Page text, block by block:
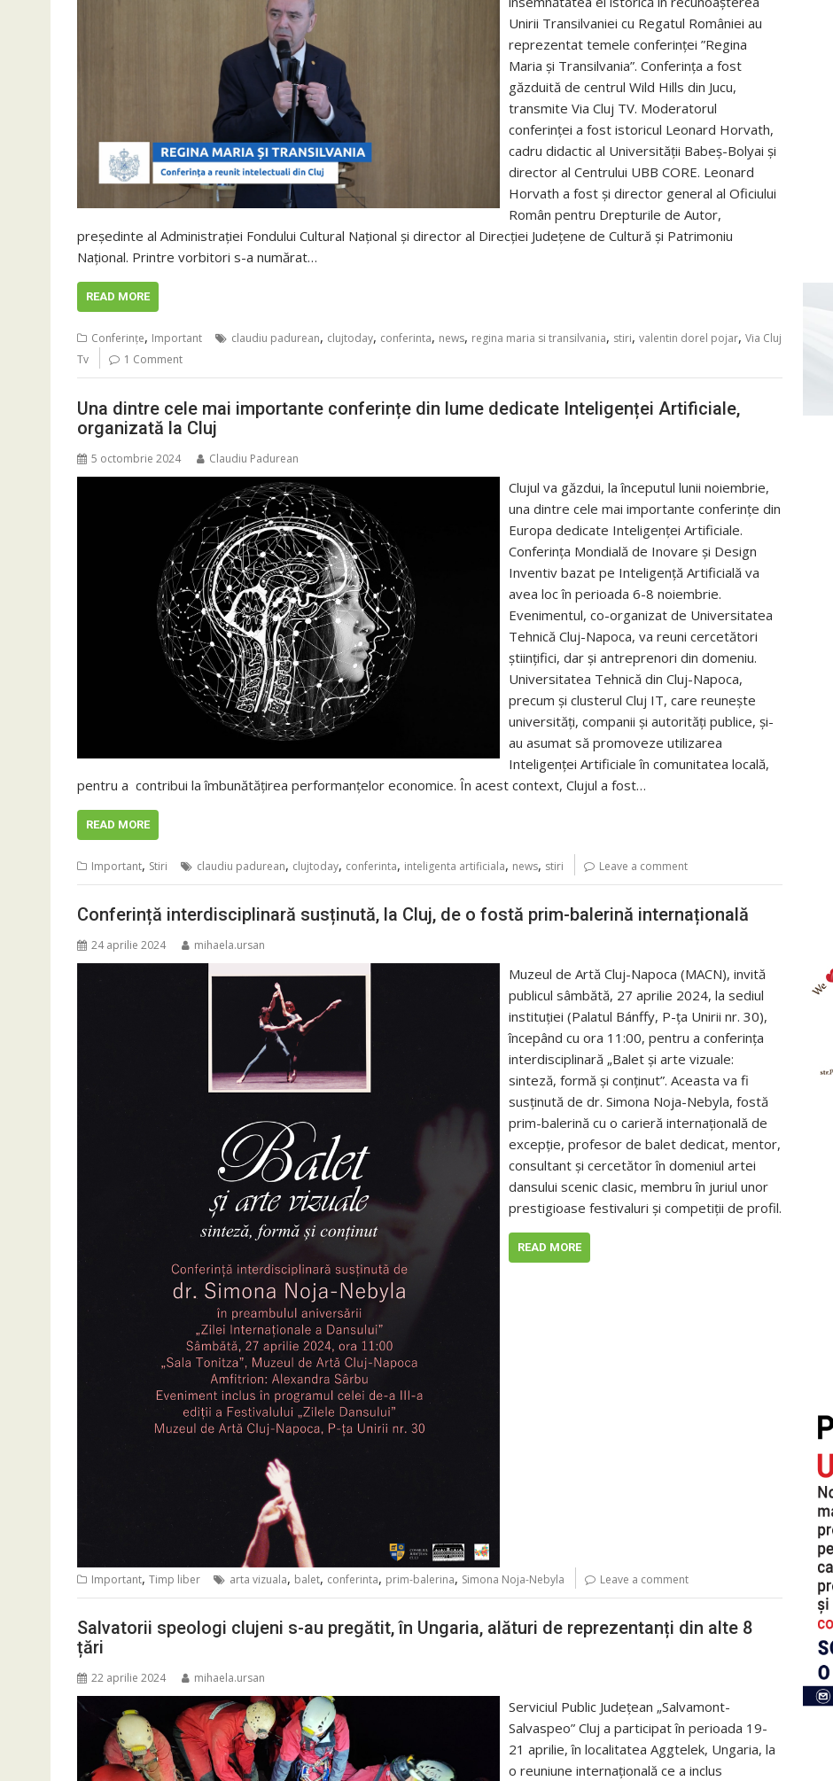
Unirii Transilvaniei cu Regatul României au
reprezentat temele conferinței ”Regina
Maria și Transilvania”. Conferința a fost
găzduită de centrul Wild Hills din Jucu,
transmite Via Cluj TV. Moderatorul
conferinței a fost istoricul Leonard Horvath,
cadru didactic al Universității Babeș-Bolyai și
director al Centrului UBB CORE. Leonard
Horvath a fost și director general al Oficiului
Român pentru Drepturile de Autor,
președinte al Administrației Fondului Cultural Național și director al Direcției Județene de Cultură și Patrimoniu
Național. Printre vorbitori s-a numărat…
READ MORE
Conferințe, Important claudiu padurean, clujtoday, conferinta, news, regina maria si transilvania, stiri, valentin dorel pojar, Via Cluj
Tv
1 Comment
Una dintre cele mai importante conferințe din lume dedicate Inteligenței Artificiale,
organizată la Cluj
5 octombrie 2024 Claudiu Padurean
Clujul va găzdui, la începutul lunii noiembrie,
una dintre cele mai importante conferințe din
Europa dedicate Inteligenței Artificiale.
Conferința Mondială de Inovare și Design
Inventiv bazat pe Inteligență Artificială va
avea loc în perioada 6-8 noiembrie.
Evenimentul, co-organizat de Universitatea
Tehnică Cluj-Napoca, va reuni cercetători
științifici, dar și antreprenori din domeniu.
Universitatea Tehnică din Cluj-Napoca,
precum și clusterul Cluj IT, care reunește
universități, companii și autorități publice, și-
au asumat să promoveze utilizarea
Inteligenței Artificiale în comunitatea locală,
pentru a contribui la îmbunătățirea performanțelor economice. În acest context, Clujul a fost…
READ MORE
Important, Stiri claudiu padurean, clujtoday, conferinta, inteligenta artificiala, news, stiri Leave a comment
Conferință interdisciplinară susținută, la Cluj, de o fostă prim-balerină internațională
24 aprilie 2024 mihaela.ursan
Muzeul de Artă Cluj-Napoca (MACN), invită
publicul sâmbătă, 27 aprilie 2024, la sediul
instituției (Palatul Bánffy, P-ța Unirii nr. 30),
începând cu ora 11:00, pentru a conferința
interdisciplinară „Balet și arte vizuale:
sinteză, formă și conținut”. Aceasta va fi
susţinută de dr. Simona Noja-Nebyla, fostă
prim-balerină cu o carieră internaţională de
excepţie, profesor de balet dedicat, mentor,
consultant şi cercetător în domeniul artei
dansului scenic clasic, membru în juriul unor
prestigioase festivaluri şi competiţii de profil.
READ MORE
Important, Timp liber arta vizuala, balet, conferinta, prim-balerina, Simona Noja-Nebyla Leave a comment
Salvatorii speologi clujeni s-au pregătit, în Ungaria, alături de reprezentanți din alte 8
țări
22 aprilie 2024 mihaela.ursan
Serviciul Public Județean „Salvamont-
Salvaspeo” Cluj a participat în perioada 19-
21 aprilie, în localitatea Aggtelek, Ungaria, la
o reuniune internațională ce a inclus